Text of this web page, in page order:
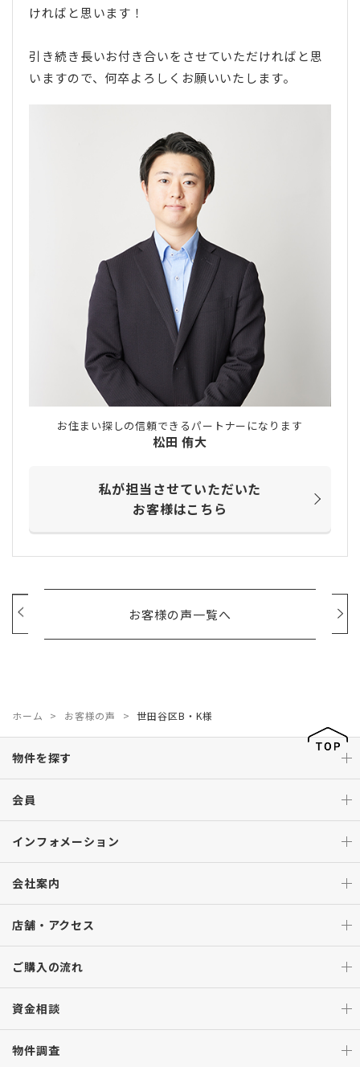
ければと思います！
引き続き長いお付き合いをさせていただければと思
いますので、何卒よろしくお願いいたします。
お住まい探しの信頼できるパートナーになります
松田 侑大
私が担当させていただいた
お客様はこちら
お客様の声一覧へ
ホーム お客様の声 世田谷区B・K様
物件を探す
会員
インフォメーション
会社案内
店舗・アクセス
ご購入の流れ
資金相談
物件調査